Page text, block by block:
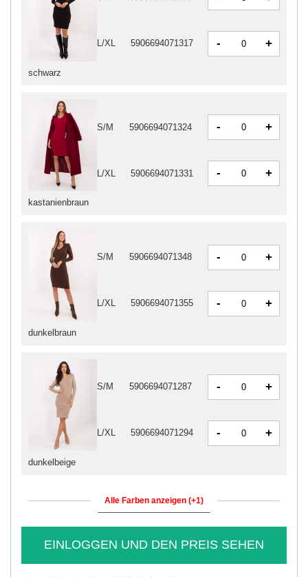
kastanienbraun
S/M 5906694071324 - +
L/XL 5906694071331 - +
dunkelbraun
S/M 5906694071348 - +
L/XL 5906694071355 - +
dunkelbeige
S/M 5906694071287 - +
L/XL 5906694071294 - +
schwarz
L/XL 5906694071317 - +
Alle Farben anzeigen (+1)
EINLOGGEN UND DEN PREIS SEHEN